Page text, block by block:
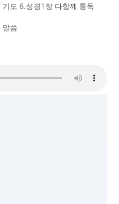
도 6.성경1장 다함께 통독
말씀